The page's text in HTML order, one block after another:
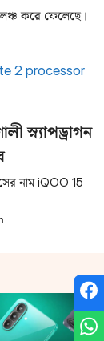
লঞ্চ করে ফেলেছে।
স্ন্যাপড্রাগন
নাম iQOO 15